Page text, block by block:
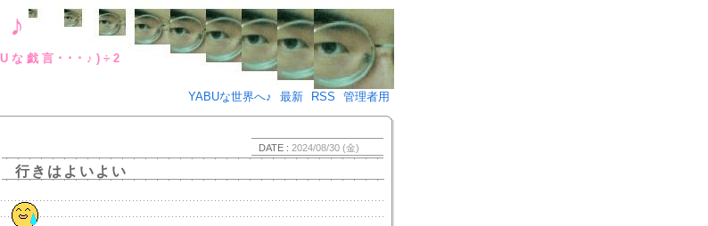
帳♪＋YABUな戯言･･･♪)÷2
YABUな世界へ♪
最新 RSS 管理者用
DATE : 2024/08/30 (金)
行きはよいよい